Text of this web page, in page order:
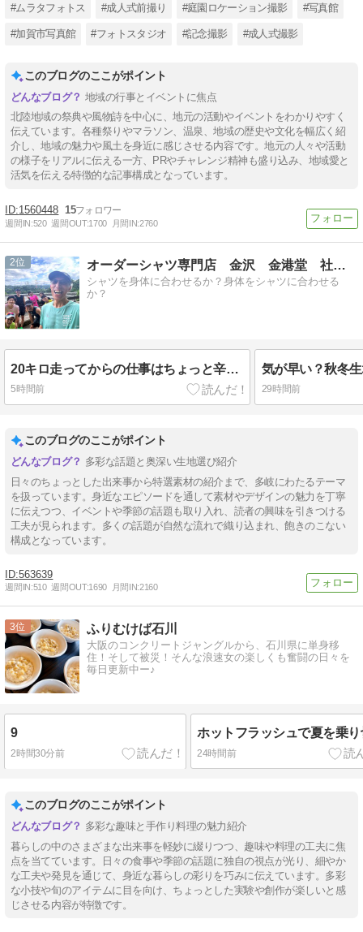
#ムラタフォトス #成人式前撮り #庭園ロケーション撮影 #写真館
#加賀市写真館 #フォトスタジオ #記念撮影 #成人式撮影
このブログのここがポイント
地域の行事とイベントに焦点
北陸地域の祭典や風物詩を中心に、地元の活動やイベントをわかりやすく
伝えています。各種祭りやマラソン、温泉、地域の歴史や文化を幅広く紹
介し、地域の魅力や風土を身近に感じさせる内容です。地元の人々や活動
の様子をリアルに伝える一方、PRやチャレンジ精神も盛り込み、地域愛と
活気を伝える特徴的な記事構成となっています。
1560448 15
週間IN:520 週間OUT:1700 月間IN:2760
2 オーダーシャツ専門店 金沢 金港堂 社長ブログ
シャツを身体に合わせるか？身体をシャツに合わせる
か？
20キロ走ってからの仕事はちょっと辛い。
5時間前
気が早い？秋冬
29時間前
このブログのここがポイント
多彩な話題と奥深い生地選び紹介
日々のちょっとした出来事から特選素材の紹介まで、多岐にわたるテーマ
を扱っています。身近なエピソードを通して素材やデザインの魅力を丁寧
に伝えつつ、イベントや季節の話題も取り入れ、読者の興味を引きつける
工夫が見られます。多くの話題が自然な流れで織り込まれ、飽きのこない
構成となっています。
563639
週間IN:510 週間OUT:1690 月間IN:2160
3 ふりむけば石川
大阪のコンクリートジャングルから、石川県に単身移
住！そして被災！そんな浪速女の楽しくも奮闘の日々を
毎日更新中ー♪
9
2時間30分前
ホットフラッシュで夏を乗
24時間前
このブログのここがポイント
多彩な趣味と手作り料理の魅力紹介
暮らしの中のさまざまな出来事を軽妙に綴りつつ、趣味や料理の工夫に焦
点を当てています。日々の食事や季節の話題に独自の視点が光り、細やか
な工夫や発見を通じて、身近な暮らしの彩りを巧みに伝えています。多彩
な小技や旬のアイテムに目を向け、ちょっとした実験や創作が楽しいと感
じさせる内容が特徴です。